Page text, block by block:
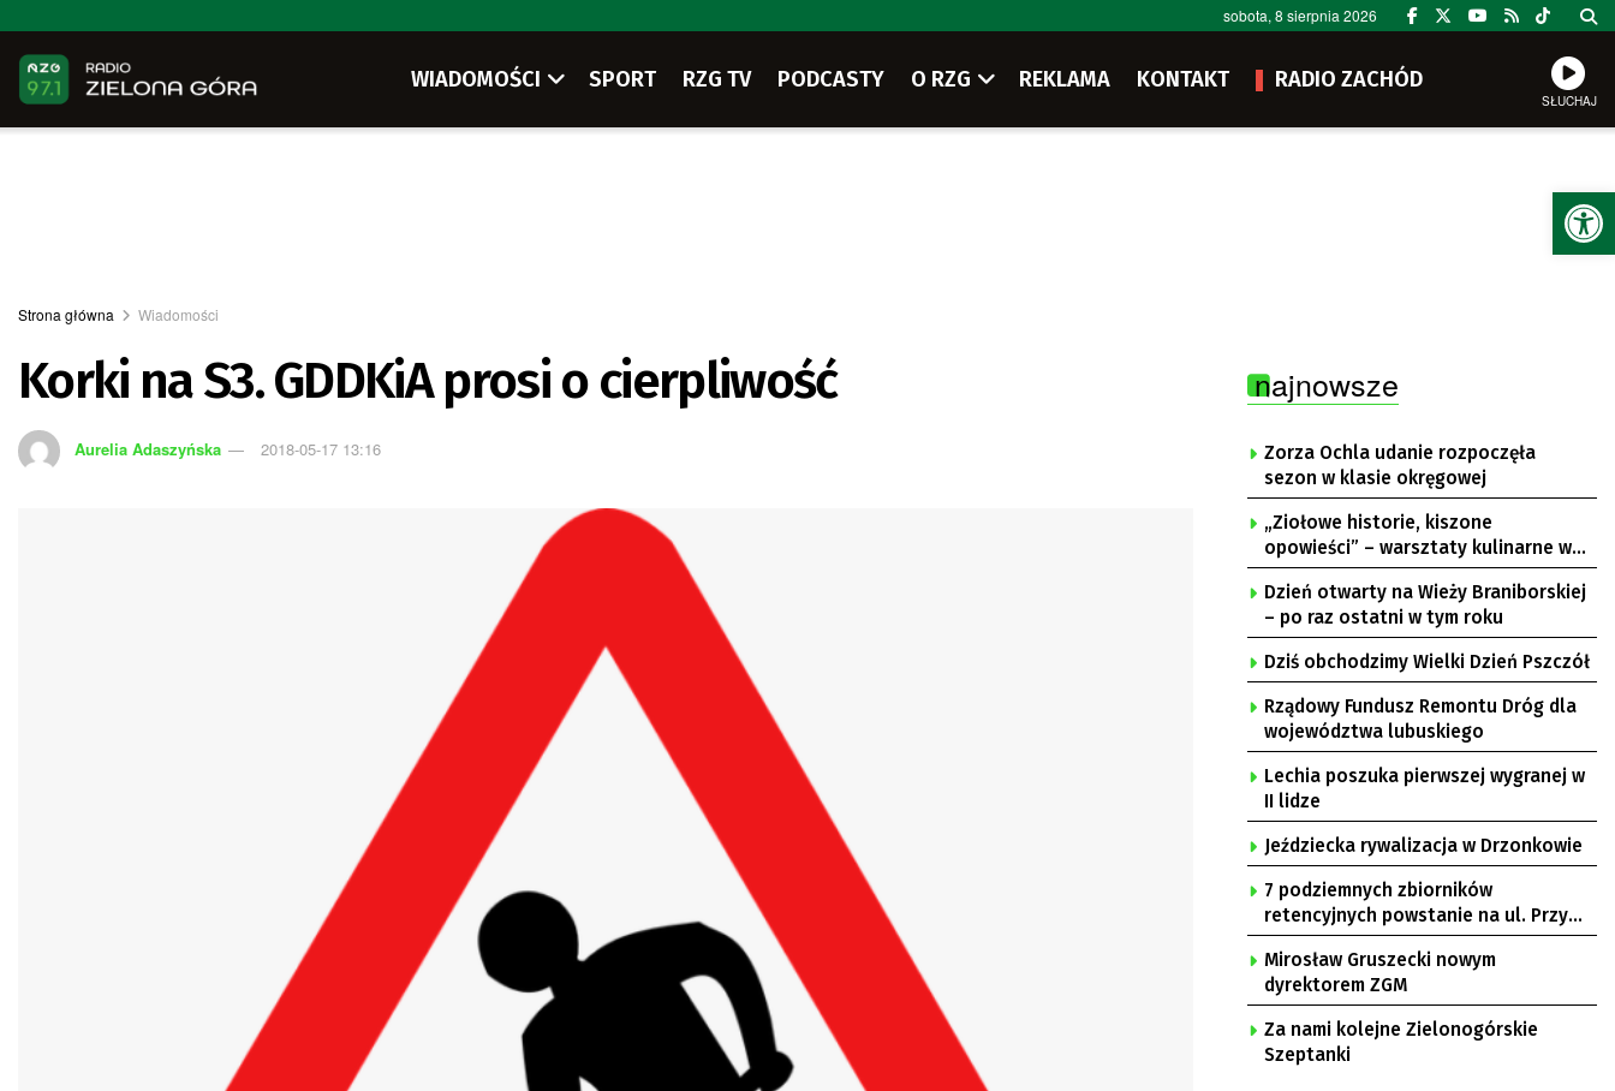
sobota, 8 sierpnia 2026
WIADOMOŚCI SPORT RZG TV PODCASTY O RZG REKLAMA KONTAKT RADIO ZACHÓD
SŁUCHAJ
Strona główna Wiadomości
Korki na S3. GDDKiA prosi o cierpliwość
Aurelia Adaszyńska 2018-05-17 13:16
najnowsze
Zorza Ochla udanie rozpoczęła
sezon w klasie okręgowej
„Ziołowe historie, kiszone
opowieści” – warsztaty kulinarne w
Krępie
Dzień otwarty na Wieży Braniborskiej
– po raz ostatni w tym roku
Dziś obchodzimy Wielki Dzień Pszczół
Rządowy Fundusz Remontu Dróg dla
województwa lubuskiego
Lechia poszuka pierwszej wygranej w
II lidze
Jeździecka rywalizacja w Drzonkowie
7 podziemnych zbiorników
retencyjnych powstanie na ul. Przy
Gazowni
Mirosław Gruszecki nowym
dyrektorem ZGM
Za nami kolejne Zielonogórskie
Szeptanki